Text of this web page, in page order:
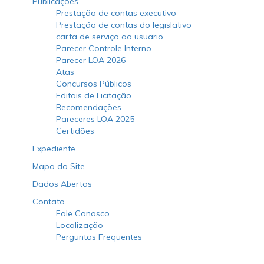
Prestação de contas executivo
Prestação de contas do legislativo
carta de serviço ao usuario
Parecer Controle Interno
Parecer LOA 2026
Atas
Concursos Públicos
Editais de Licitação
Recomendações
Pareceres LOA 2025
Certidões
Expediente
Mapa do Site
Dados Abertos
Contato
Fale Conosco
Localização
Perguntas Frequentes